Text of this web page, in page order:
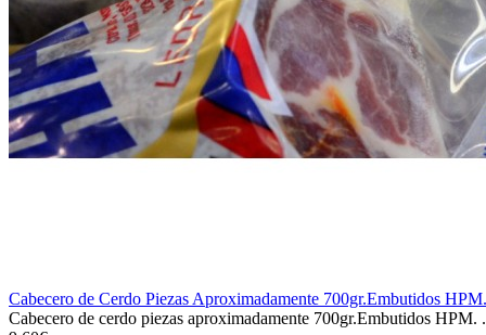
Cabecero de Cerdo Piezas Aproximadamente 700gr.Embutidos HPM.
Cabecero de cerdo piezas aproximadamente 700gr.Embutidos HPM.